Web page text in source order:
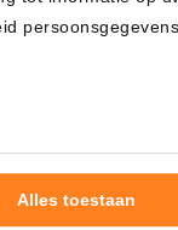
Alles toestaan
para
del
muchos
llamada